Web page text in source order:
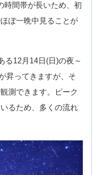
時間帯が長いため、初
ぼ一晩中見ることが
る12月14日(日)の夜～
昇ってきますが、そ
測できます。ピーク
るため、多くの流れ